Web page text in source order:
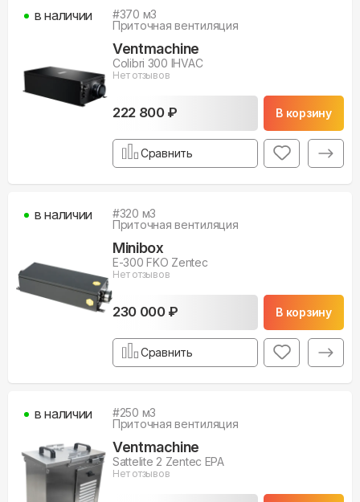
#370 м3
Приточная вентиляция
Ventmachine
Colibri 300 IHVAC
Нет отзывов
222 800 ₽ В корзину
в наличии
Сравнить
#320 м3
Приточная вентиляция
Minibox
E-300 FKO Zentec
Нет отзывов
230 000 ₽ В корзину
в наличии
Сравнить
#250 м3
Приточная вентиляция
Ventmachine
Sattelite 2 Zentec EPA
Нет отзывов
в наличии